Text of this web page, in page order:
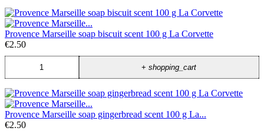
Provence Marseille soap biscuit scent 100 g La Corvette
€2.50
+shopping_cart
Provence Marseille soap gingerbread scent 100 g La...
€2.50